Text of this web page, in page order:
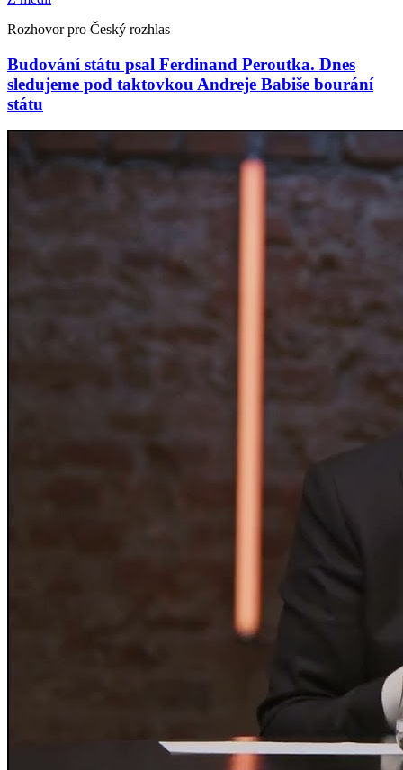
Rozhovor pro Český rozhlas
Budování státu psal Ferdinand Peroutka. Dnes
sledujeme pod taktovkou Andreje Babiše bourání
státu